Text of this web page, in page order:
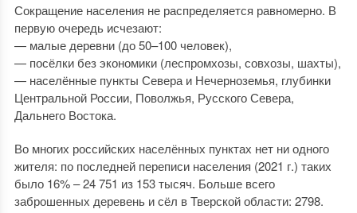
Сокращение населения не распределяется равномерно. В
первую очередь исчезают:
— малые деревни (до 50–100 человек),
— посёлки без экономики (леспромхозы, совхозы, шахты),
— населённые пункты Севера и Нечерноземья, глубинки
Центральной России, Поволжья, Русского Севера,
Дальнего Востока.
Во многих российских населённых пунктах нет ни одного
жителя: по последней переписи населения (2021 г.) таких
было 16% – 24 751 из 153 тысяч. Больше всего
заброшенных деревень и сёл в Тверской области: 2798.